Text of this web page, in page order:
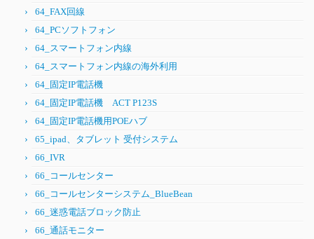
64_FAX回線
64_PCソフトフォン
64_スマートフォン内線
64_スマートフォン内線の海外利用
64_固定IP電話機
64_固定IP電話機 ACT P123S
64_固定IP電話機用POEハブ
65_ipad、タブレット 受付システム
66_IVR
66_コールセンター
66_コールセンターシステム_BlueBean
66_迷惑電話ブロック防止
66_通話モニター